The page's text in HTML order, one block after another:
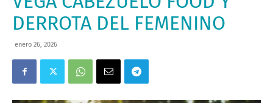
DERROTA DEL FEMENINO
enero 26, 2026